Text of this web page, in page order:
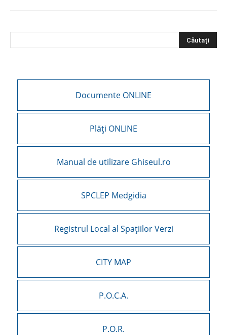
Documente ONLINE
Plăți ONLINE
Manual de utilizare Ghiseul.ro
SPCLEP Medgidia
Registrul Local al Spațiilor Verzi
CITY MAP
P.O.C.A.
P.O.R.